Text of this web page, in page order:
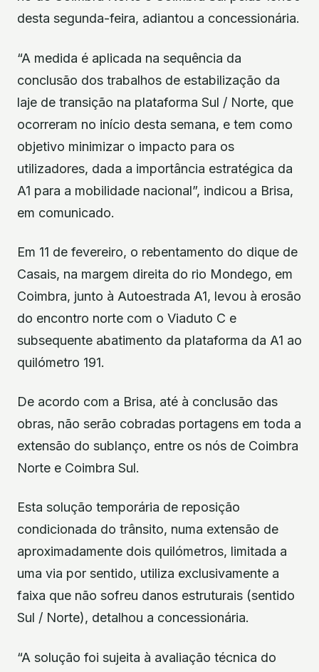
desta segunda-feira, adiantou a concessionária.
“A medida é aplicada na sequência da
conclusão dos trabalhos de estabilização da
laje de transição na plataforma Sul / Norte, que
ocorreram no início desta semana, e tem como
objetivo minimizar o impacto para os
utilizadores, dada a importância estratégica da
A1 para a mobilidade nacional”, indicou a Brisa,
em comunicado.
Em 11 de fevereiro, o rebentamento do dique de
Casais, na margem direita do rio Mondego, em
Coimbra, junto à Autoestrada A1, levou à erosão
do encontro norte com o Viaduto C e
subsequente abatimento da plataforma da A1 ao
quilómetro 191.
De acordo com a Brisa, até à conclusão das
obras, não serão cobradas portagens em toda a
extensão do sublanço, entre os nós de Coimbra
Norte e Coimbra Sul.
Esta solução temporária de reposição
condicionada do trânsito, numa extensão de
aproximadamente dois quilómetros, limitada a
uma via por sentido, utiliza exclusivamente a
faixa que não sofreu danos estruturais (sentido
Sul / Norte), detalhou a concessionária.
“A solução foi sujeita à avaliação técnica do